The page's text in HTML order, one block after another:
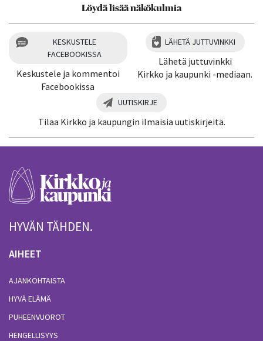
Löydä lisää näkökulmia
KESKUSTELE
FACEBOOKISSA
Keskustele ja kommentoi
Facebookissa
LÄHETÄ JUTTUVINKKI
Lähetä juttuvinkki
Kirkko ja kaupunki -mediaan.
UUTISKIRJE
Tilaa Kirkko ja kaupungin ilmaisia uutiskirjeitä.
HYVÄN TÄHDEN.
AIHEET
AJANKOHTAISTA
HYVÄ ELÄMÄ
PUHEENVUOROT
HENGELLISYYS